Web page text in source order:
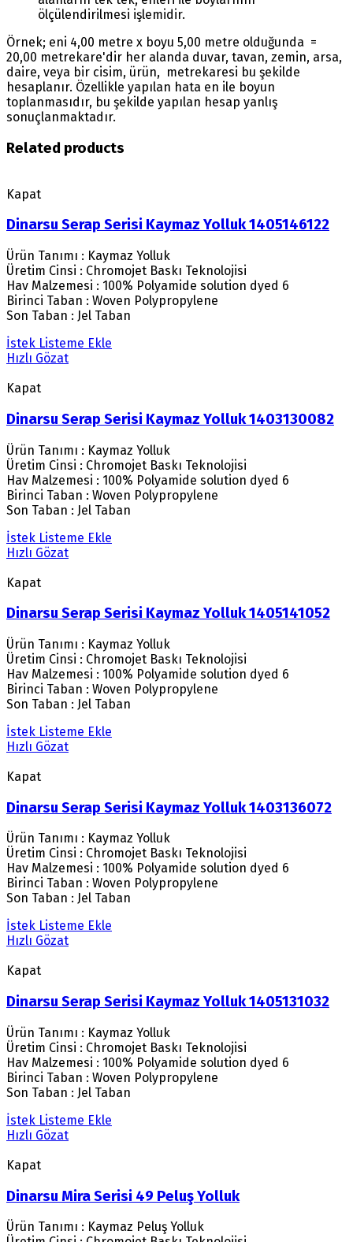
ölçülendirilmesi işlemidir.
Örnek; eni 4,00 metre x boyu 5,00 metre olduğunda =
20,00 metrekare'dir her alanda duvar, tavan, zemin, arsa,
daire, veya bir cisim, ürün, metrekaresi bu şekilde
hesaplanır. Özellikle yapılan hata en ile boyun
toplanmasıdır, bu şekilde yapılan hesap yanlış
sonuçlanmaktadır.
Related products
Kapat
Dinarsu Serap Serisi Kaymaz Yolluk 1405146122
Ürün Tanımı : Kaymaz Yolluk
Üretim Cinsi : Chromojet Baskı Teknolojisi
Hav Malzemesi : 100% Polyamide solution dyed 6
Birinci Taban : Woven Polypropylene
Son Taban : Jel Taban
İstek Listeme Ekle
Hızlı Gözat
Kapat
Dinarsu Serap Serisi Kaymaz Yolluk 1403130082
Ürün Tanımı : Kaymaz Yolluk
Üretim Cinsi : Chromojet Baskı Teknolojisi
Hav Malzemesi : 100% Polyamide solution dyed 6
Birinci Taban : Woven Polypropylene
Son Taban : Jel Taban
İstek Listeme Ekle
Hızlı Gözat
Kapat
Dinarsu Serap Serisi Kaymaz Yolluk 1405141052
Ürün Tanımı : Kaymaz Yolluk
Üretim Cinsi : Chromojet Baskı Teknolojisi
Hav Malzemesi : 100% Polyamide solution dyed 6
Birinci Taban : Woven Polypropylene
Son Taban : Jel Taban
İstek Listeme Ekle
Hızlı Gözat
Kapat
Dinarsu Serap Serisi Kaymaz Yolluk 1403136072
Ürün Tanımı : Kaymaz Yolluk
Üretim Cinsi : Chromojet Baskı Teknolojisi
Hav Malzemesi : 100% Polyamide solution dyed 6
Birinci Taban : Woven Polypropylene
Son Taban : Jel Taban
İstek Listeme Ekle
Hızlı Gözat
Kapat
Dinarsu Serap Serisi Kaymaz Yolluk 1405131032
Ürün Tanımı : Kaymaz Yolluk
Üretim Cinsi : Chromojet Baskı Teknolojisi
Hav Malzemesi : 100% Polyamide solution dyed 6
Birinci Taban : Woven Polypropylene
Son Taban : Jel Taban
İstek Listeme Ekle
Hızlı Gözat
Kapat
Dinarsu Mira Serisi 49 Peluş Yolluk
Ürün Tanımı : Kaymaz Peluş Yolluk